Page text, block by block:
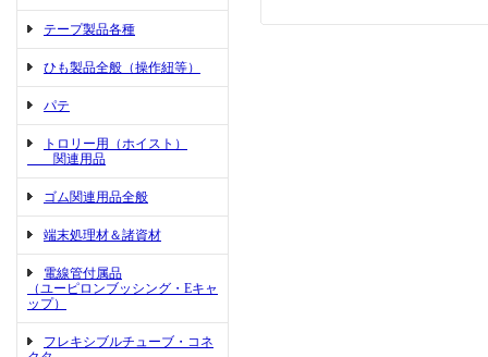
テープ製品各種
ひも製品全般（操作紐等）
パテ
トロリー用（ホイスト）
関連用品
ゴム関連用品全般
端末処理材＆諸資材
電線管付属品
（ユーピロンブッシング・Eキャ
ップ）
フレキシブルチューブ・コネ